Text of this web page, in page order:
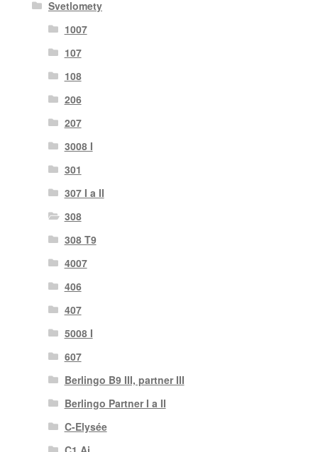
Svetlomety
1007
107
108
206
207
3008 I
301
307 I a II
308
308 T9
4007
406
407
5008 I
607
Berlingo B9 III, partner III
Berlingo Partner I a II
C-Elysée